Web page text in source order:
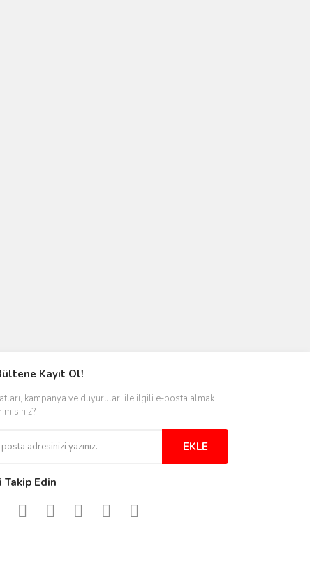
Kayıt Ol!
kampanya ve duyuruları ile ilgili e-posta almak
misiniz?
EKLE
Takip Edin